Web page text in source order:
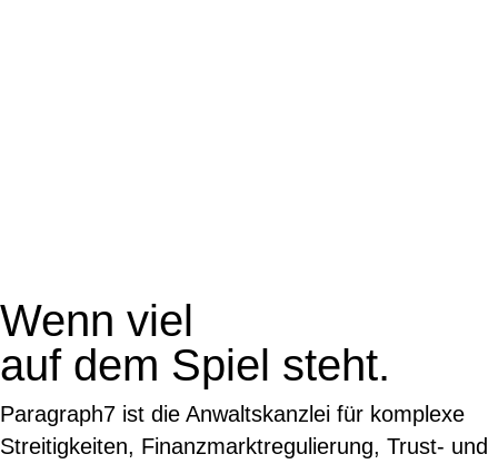
Wenn viel
auf dem Spiel steht.
Paragraph7 ist die Anwaltskanzlei für komplexe
Streitigkeiten, Finanzmarktregulierung, Trust- und